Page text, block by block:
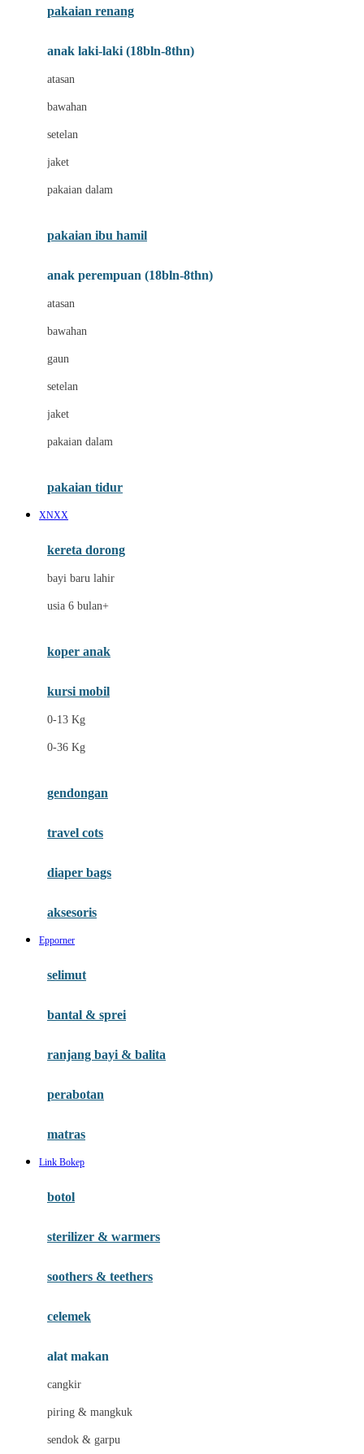
C
Cottonseeds
Crane
Drew
E
ELC
Ergobaby
Ezyroller
F
Felt So Sweet
Fisher Price
Gb
Habbie
Haenim
Hauck
Havaianas
Hybrid
I
Inlacta DHA
Ivenet
pakaian renang
anak laki-laki (18bln-8thn)
atasan
bawahan
setelan
jaket
pakaian dalam
pakaian ibu hamil
anak perempuan (18bln-8thn)
atasan
bawahan
gaun
setelan
jaket
pakaian dalam
pakaian tidur
XNXX
kereta dorong
bayi baru lahir
usia 6 bulan+
koper anak
kursi mobil
0-13 Kg
0-36 Kg
gendongan
travel cots
diaper bags
aksesoris
Epporner
selimut
bantal & sprei
ranjang bayi & balita
perabotan
matras
Link Bokep
botol
sterilizer & warmers
soothers & teethers
celemek
alat makan
cangkir
piring & mangkuk
sendok & garpu